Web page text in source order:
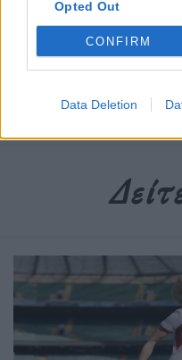
Opted Out
CONFIRM
Data Deletion
Δημοσιεύθηκε σεΑθλητισμός
Ντόρτμουντ,Ποδοσφαιριστής,